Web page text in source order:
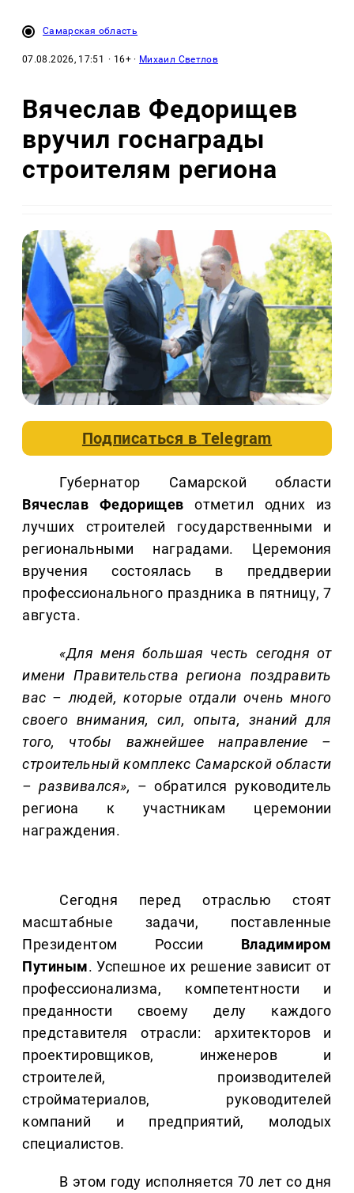
Самарская область
07.08.2026, 17:51 · 16+ · Михаил Светлов
Вячеслав Федорищев
вручил госнаграды
строителям региона
Подписаться вTelegram
Губернатор Самарской области
Вячеслав Федорищев отметил одних из
лучших строителей государственными и
региональными наградами. Церемония
вручения состоялась в преддверии
профессионального праздника в пятницу, 7
августа.
«Для меня большая честь сегодня от
имени Правительства региона поздравить
вас – людей, которые отдали очень много
своего внимания, сил, опыта, знаний для
того, чтобы важнейшее направление –
строительный комплекс Самарской области
– развивался», – обратился руководитель
региона к участникам церемонии
награждения.
Сегодня перед отраслью стоят
масштабные задачи, поставленные
Президентом России Владимиром
Путиным. Успешное их решение зависит от
профессионализма, компетентности и
преданности своему делу каждого
представителя отрасли: архитекторов и
проектировщиков, инженеров и
строителей, производителей
стройматериалов, руководителей
компаний и предприятий, молодых
специалистов.
В этом году исполняется 70 лет со дня